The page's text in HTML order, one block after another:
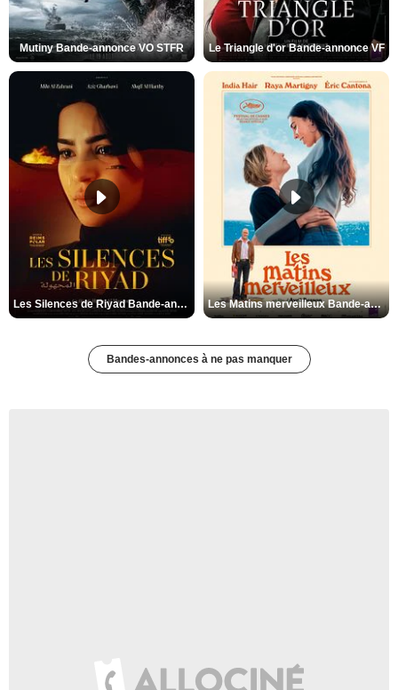
Mutiny Bande-annonce VO STFR Le Triangle d'or Bande-annonce VF
Les Silences de Riyad Bande-annonce VO STFR Les Matins merveilleux Bande-annonce VF
Bandes-annonces à ne pas manquer